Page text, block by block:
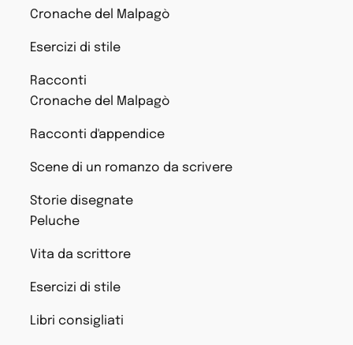
Cronache del Malpagò
Esercizi di stile
Racconti
Cronache del Malpagò
Racconti d'appendice
Scene di un romanzo da scrivere
Storie disegnate
Peluche
Vita da scrittore
Esercizi di stile
Libri consigliati